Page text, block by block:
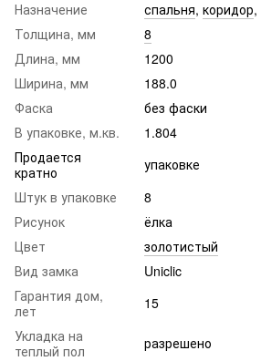
Назначение
спальня, коридор,
Толщина, мм
8
Длина, мм
1200
Ширина, мм
188.0
Фаска
без фаски
В упаковке, м.кв.
1.804
Продается
кратно
упаковке
Штук в упаковке
8
Рисунок
ёлка
Цвет
золотистый
Вид замка
Uniclic
Гарантия дом,
лет
15
Укладка на
теплый пол
разрешено